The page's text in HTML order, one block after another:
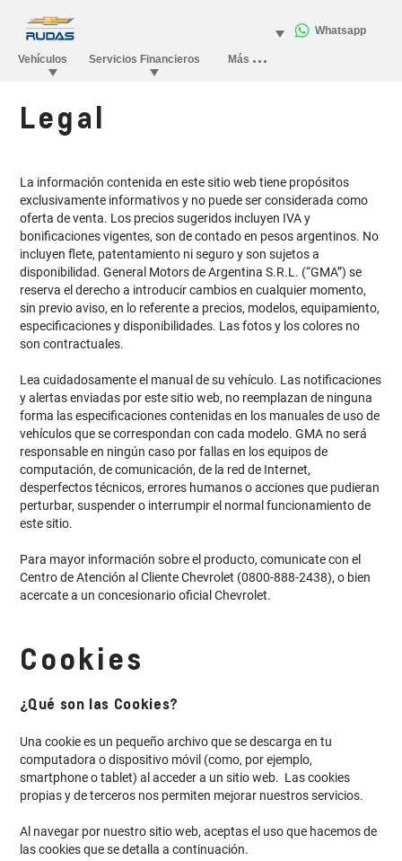
Legal
La información contenida en este sitio web tiene propósitos
exclusivamente informativos y no puede ser considerada como
oferta de venta. Los precios sugeridos incluyen IVA y
bonificaciones vigentes, son de contado en pesos argentinos. No
incluyen flete, patentamiento ni seguro y son sujetos a
disponibilidad. General Motors de Argentina S.R.L. (“GMA”) se
reserva el derecho a introducir cambios en cualquier momento,
sin previo aviso, en lo referente a precios, modelos, equipamiento,
especificaciones y disponibilidades. Las fotos y los colores no
son contractuales.
Lea cuidadosamente el manual de su vehículo. Las notificaciones
y alertas enviadas por este sitio web, no reemplazan de ninguna
forma las especificaciones contenidas en los manuales de uso de
vehículos que se correspondan con cada modelo. GMA no será
responsable en ningún caso por fallas en los equipos de
computación, de comunicación, de la red de Internet,
desperfectos técnicos, errores humanos o acciones que pudieran
perturbar, suspender o interrumpir el normal funcionamiento de
este sitio.
Para mayor información sobre el producto, comunicate con el
Centro de Atención al Cliente Chevrolet (0800-888-2438), o bien
acercate a un concesionario oficial Chevrolet.
Cookies
¿Qué son las Cookies?
Una cookie es un pequeño archivo que se descarga en tu
computadora o dispositivo móvil (como, por ejemplo,
smartphone o tablet) al acceder a un sitio web. Las cookies
propias y de terceros nos permiten mejorar nuestros servicios.
Al navegar por nuestro sitio web, aceptas el uso que hacemos de
las cookies que se detalla a continuación.